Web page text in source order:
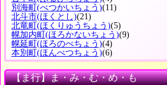
別海町 (べつかいちょう)(11)
北斗市(ほくとし)(21)
北竜町 (ほくりゅうちょう)(5)
幌加内町 (ほろかないちょう)(9)
幌延町 (ほろのべちょう)(4)
本別町 (ほんべつちょう)(6)
【ま行】ま・み・む・め・も